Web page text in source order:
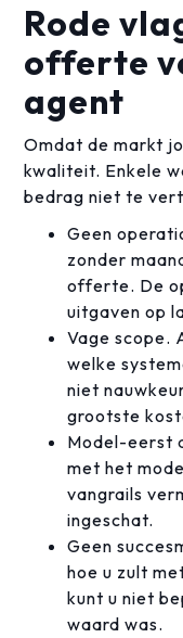
Rode
offerte
agent
Omdat de markt
kwaliteit. Enkele
bedrag niet te
Geen
zonder
offerte. De
uitgaven op
Vage scope.
welke
niet
grootste
Model-eerst
met het
vangrails
ingeschat.
Geen
hoe u zult
kunt u niet
waard was.